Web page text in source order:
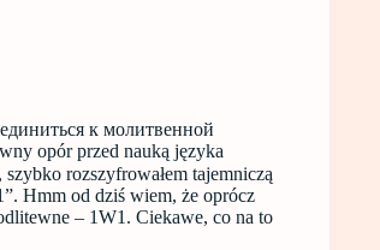
к молитвенной
opór przed nauką języka
rozszyfrowałem tajemniczą
Hmm od dziś wiem, że oprócz
– 1W1. Ciekawe, co na to